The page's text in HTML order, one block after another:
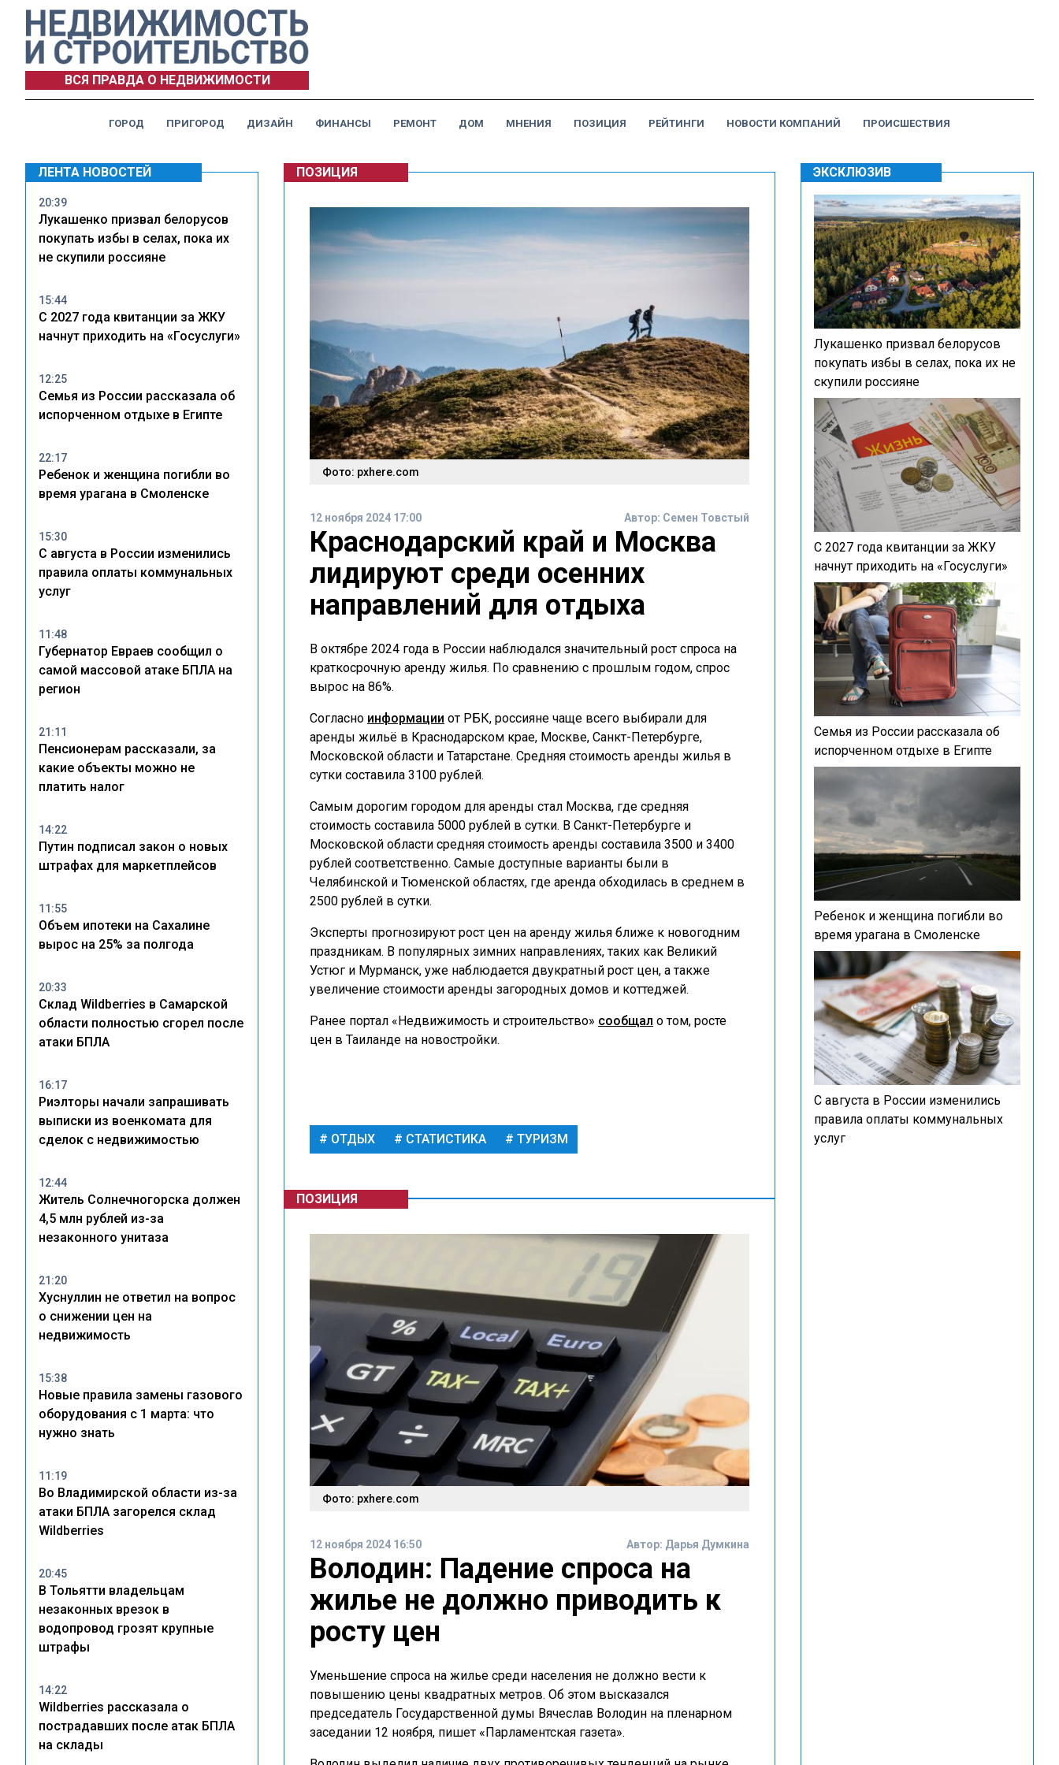
ВСЯ ПРАВДА О НЕДВИЖИМОСТИ
ГОРОД ПРИГОРОД ДИЗАЙН ФИНАНСЫ РЕМОНТ ДОМ МНЕНИЯ ПОЗИЦИЯ РЕЙТИНГИ НОВОСТИ КОМПАНИЙ ПРОИСШЕСТВИЯ
ЛЕНТА НОВОСТЕЙ
20:39
Лукашенко призвал белорусов
покупать избы в селах, пока их
не скупили россияне
15:44
С 2027 года квитанции за ЖКУ
начнут приходить на «Госуслуги»
12:25
Семья из России рассказала об
испорченном отдыхе в Египте
22:17
Ребенок и женщина погибли во
время урагана в Смоленске
15:30
С августа в России изменились
правила оплаты коммунальных
услуг
11:48
Губернатор Евраев сообщил о
самой массовой атаке БПЛА на
регион
21:11
Пенсионерам рассказали, за
какие объекты можно не
платить налог
14:22
Путин подписал закон о новых
штрафах для маркетплейсов
11:55
Объем ипотеки на Сахалине
вырос на 25% за полгода
20:33
Склад Wildberries в Самарской
области полностью сгорел после
атаки БПЛА
16:17
Риэлторы начали запрашивать
выписки из военкомата для
сделок с недвижимостью
12:44
Житель Солнечногорска должен
4,5 млн рублей из-за
незаконного унитаза
21:20
Хуснуллин не ответил на вопрос
о снижении цен на
недвижимость
15:38
Новые правила замены газового
оборудования с 1 марта: что
нужно знать
11:19
Во Владимирской области из-за
атаки БПЛА загорелся склад
Wildberries
20:45
В Тольятти владельцам
незаконных врезок в
водопровод грозят крупные
штрафы
14:22
Wildberries рассказала о
пострадавших после атак БПЛА
на склады
ПОЗИЦИЯ
Фото: pxhere.com
12 ноября 2024 17:00 Автор: Семен Товстый
Краснодарский край и Москва
лидируют среди осенних
направлений для отдыха
В октябре 2024 года в России наблюдался значительный рост спроса на
краткосрочную аренду жилья. По сравнению с прошлым годом, спрос
вырос на 86%.
Согласно информации от РБК, россияне чаще всего выбирали для
аренды жильё в Краснодарском крае, Москве, Санкт-Петербурге,
Московской области и Татарстане. Средняя стоимость аренды жилья в
сутки составила 3100 рублей.
Самым дорогим городом для аренды стал Москва, где средняя
стоимость составила 5000 рублей в сутки. В Санкт-Петербурге и
Московской области средняя стоимость аренды составила 3500 и 3400
рублей соответственно. Самые доступные варианты были в
Челябинской и Тюменской областях, где аренда обходилась в среднем в
2500 рублей в сутки.
Эксперты прогнозируют рост цен на аренду жилья ближе к новогодним
праздникам. В популярных зимних направлениях, таких как Великий
Устюг и Мурманск, уже наблюдается двукратный рост цен, а также
увеличение стоимости аренды загородных домов и коттеджей.
Ранее портал «Недвижимость и строительство» сообщал о том, росте
цен в Таиланде на новостройки.
ОТДЫХ СТАТИСТИКА ТУРИЗМ
ПОЗИЦИЯ
Фото: pxhere.com
12 ноября 2024 16:50 Автор: Дарья Думкина
Володин: Падение спроса на
жилье не должно приводить к
росту цен
Уменьшение спроса на жилье среди населения не должно вести к
повышению цены квадратных метров. Об этом высказался
председатель Государственной думы Вячеслав Володин на пленарном
заседании 12 ноября, пишет «Парламентская газета».
ЭКСКЛЮЗИВ
Лукашенко призвал белорусов
покупать избы в селах, пока их не
скупили россияне
С 2027 года квитанции за ЖКУ
начнут приходить на «Госуслуги»
Семья из России рассказала об
испорченном отдыхе в Египте
Ребенок и женщина погибли во
время урагана в Смоленске
С августа в России изменились
правила оплаты коммунальных
услуг